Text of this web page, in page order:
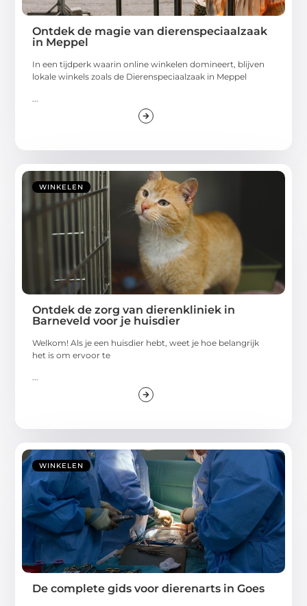
Ontdek de magie van dierenspeciaalzaak
in Meppel
In een tijdperk waarin online winkelen domineert, blijven
lokale winkels zoals de Dierenspeciaalzaak in Meppel
...
WINKELEN
Ontdek de zorg van dierenkliniek in
Barneveld voor je huisdier
Welkom! Als je een huisdier hebt, weet je hoe belangrijk
het is om ervoor te
...
WINKELEN
De complete gids voor dierenarts in Goes